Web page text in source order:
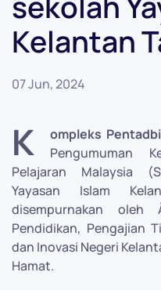
Kelantan
07 Jun, 2024
K ompleks
Pengumuman
Pelajaran Malaysia
Yayasan Islam
disempurnakan oleh
Pendidikan, Pengajian
dan Inovasi Negeri
Hamat.